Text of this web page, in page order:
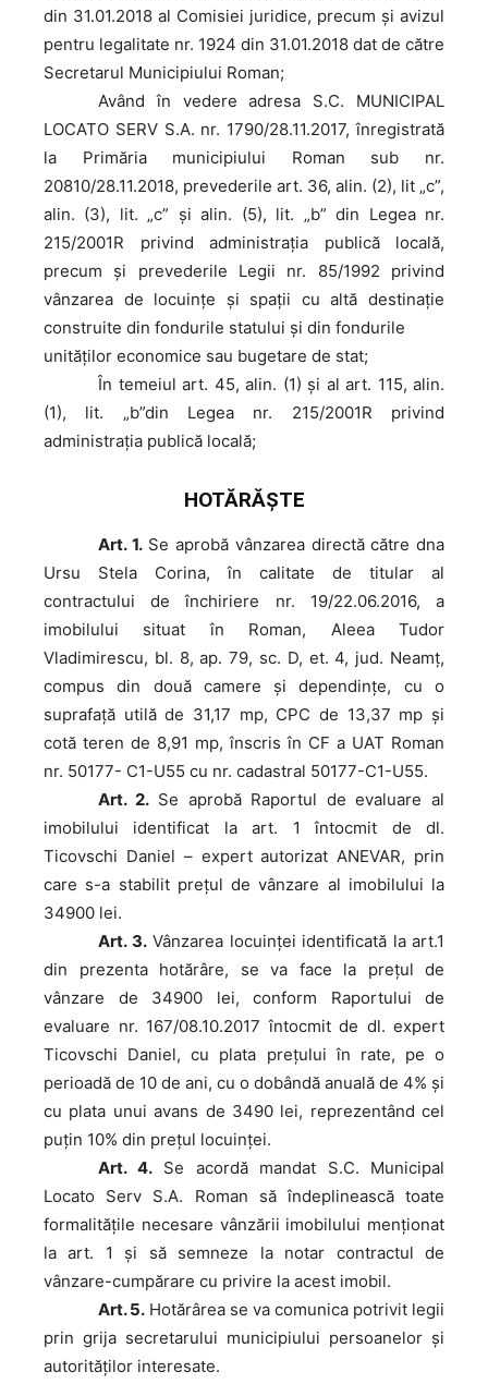
din 31.01.2018 al Comisiei juridice, precum şi avizul
pentru legalitate nr. 1924 din 31.01.2018 dat de către
Secretarul Municipiului Roman;
Având în vedere adresa S.C. MUNICIPAL
LOCATO SERV S.A. nr. 1790/28.11.2017, înregistrată
la Primăria municipiului Roman sub nr.
20810/28.11.2018, prevederile art. 36, alin. (2), lit „c”,
alin. (3), lit. „c” și alin. (5), lit. „b” din Legea nr.
215/2001R privind administrația publică locală,
precum și prevederile Legii nr. 85/1992 privind
vânzarea de locuinţe şi spaţii cu altă destinaţie
construite din fondurile statului şi din fondurile
unităţilor economice sau bugetare de stat;
În temeiul art. 45, alin. (1) şi al art. 115, alin.
(1), lit. „b”din Legea nr. 215/2001R privind
administraţia publică locală;
HOTĂRĂŞTE
Art. 1.Se aprobă vânzarea directă către dna
Ursu Stela Corina, în calitate de titular al
contractului de închiriere nr. 19/22.06.2016, a
imobilului situat în Roman, Aleea Tudor
Vladimirescu, bl. 8, ap. 79, sc. D, et. 4, jud. Neamț,
compus din două camere și dependințe, cu o
suprafață utilă de 31,17 mp, CPC de 13,37 mp și
cotă teren de 8,91 mp, înscris în CF a UAT Roman
nr. 50177- C1-U55 cu nr. cadastral 50177-C1-U55.
Art. 2.Se aprobă Raportul de evaluare al
imobilului identificat la art. 1 întocmit de dl.
Ticovschi Daniel – expert autorizat ANEVAR, prin
care s-a stabilit prețul de vânzare al imobilului la
34900 lei.
Art. 3.Vânzarea locuinţei identificată la art.1
din prezenta hotărâre, se va face la preţul de
vânzare de 34900 lei, conform Raportului de
evaluare nr. 167/08.10.2017 întocmit de dl. expert
Ticovschi Daniel, cu plata preţului în rate, pe o
perioadă de 10 de ani, cu o dobândă anuală de 4% și
cu plata unui avans de 3490 lei, reprezentând cel
puţin 10% din prețul locuinței.
Art. 4.Se acordă mandat S.C. Municipal
Locato Serv S.A. Roman să îndeplinească toate
formalitățile necesare vânzării imobilului menționat
la art. 1 și să semneze la notar contractul de
vânzare-cumpărare cu privire la acest imobil.
Art. 5. Hotărârea se va comunica potrivit legii
prin grija secretarului municipiului persoanelor şi
autorităţilor interesate.